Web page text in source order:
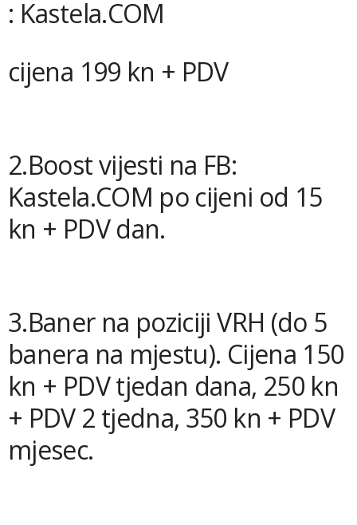
: Kastela.COM
cijena 199 kn + PDV
2.Boost vijesti na FB:
Kastela.COM po cijeni od 15
kn + PDV dan.
3.Baner na poziciji VRH (do 5
banera na mjestu). Cijena 150
kn + PDV tjedan dana, 250 kn
+ PDV 2 tjedna, 350 kn + PDV
mjesec.